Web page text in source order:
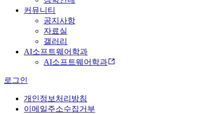
커뮤니티
공지사항
자료실
갤러리
AI소프트웨어학과
AI소프트웨어학과
로그인
개인정보처리방침
이메일주소수집거부